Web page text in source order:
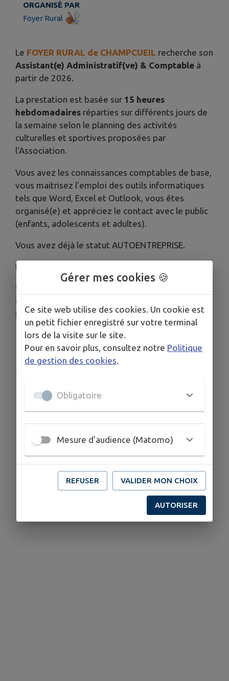
ORGANISÉ PAR
Foyer Rural
Le FOYER RURAL de CHAMPCUEIL recherche son
Assistant(e) Administratif(ve) & Comptable à
partir de 2026.
La prestation est basée sur 15 heures
hebdomadaires réparties sur différents jours de
la semaine selon le planning des activités
culturelles et sportives proposées par
l'Association.
Vous avez les connaissances comptables de base,
vous maitrisez l'emploi des outils informatiques
tels que Word, Excel et Outlook, vous êtes
organisé(e) et appréciez le contact avec le public
(enfants, adolescents et adultes).
Vous avez déjà le statut AUTOENTREPRISE.
Le poste est situé sur la commune de Champcueil.
Si vous êtes intéressé(e), merci d'envoyer lettre
de motivation et CV à :
frchampcueil@hotmail.com
Gérer mes cookies 🍪
Ce site web utilise des cookies. Un cookie est
un petit fichier enregistré sur votre terminal
lors de la visite sur le site.
Pour en savoir plus, consultez notre Politique
de gestion des cookies
Obligatoire
Mesure d'audience (Matomo)
REFUSER VALIDER MON CHOIX
AUTORISER